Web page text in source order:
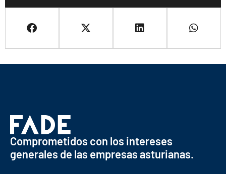
Comprometidos con los intereses
generales de las empresas asturianas.